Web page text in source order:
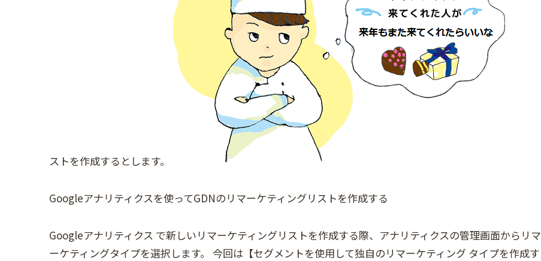
ストを作成するとします。
Googleアナリティクスを使ってGDNのリマーケティングリストを作成する
Googleアナリティクス で新しいリマーケティングリストを作成する際、アナリティクスの管理画面からリマ
ーケティングタイプを選択します。 今回は【セグメントを使用して独自のリマーケティング タイプを作成す